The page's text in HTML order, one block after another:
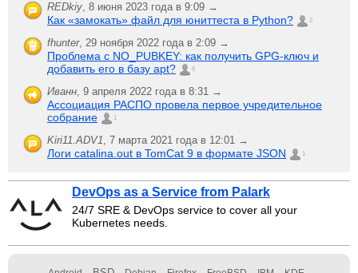
REDkiy, 8 июня 2023 года в 9:09 →
Как «замокать» файл для юниттеста в Python? 2
fhunter, 29 ноября 2022 года в 2:09 →
Проблема с NO_PUBKEY: как получить GPG-ключ и
добавить его в базу apt?
6
Иванн, 9 апреля 2022 года в 8:31 →
Ассоциация РАСПО провела первое учредительное
собрание
1
Kiri11.ADV1, 7 марта 2021 года в 12:01 →
Логи catalina.out в TomCat 9 в формате JSON 1
DevOps as a Service from Palark
24/7 SRE & DevOps service to cover all your
Kubernetes needs.